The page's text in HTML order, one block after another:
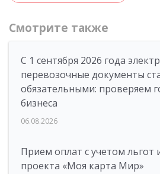
Смотрите также
С 1 сентября 2026 года
перевозочные документы
обязательными: проверяем
бизнеса
06.08.2026
Прием оплат с учетом льгот
проекта «Моя карта Мир»